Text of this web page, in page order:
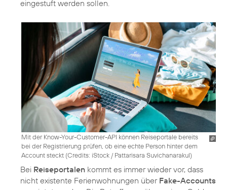
eingestuft werden sollen.
Mit der Know-Your-Customer-API können Reiseportale bereits
bei der Registrierung prüfen, ob eine echte Person hinter dem
Account steckt (Credits: iStock / Pattarisara Suvichanarakul)
Bei Reiseportalen kommt es immer wieder vor, dass
nicht existente Ferienwohnungen über Fake-Accounts